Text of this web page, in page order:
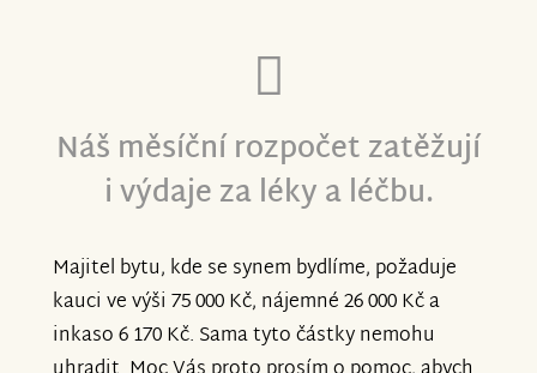
Náš měsíční rozpočet zatěžují
i výdaje za léky a léčbu.
Majitel bytu, kde se synem bydlíme, požaduje
kauci ve výši 75 000 Kč, nájemné 26 000 Kč a
inkaso 6 170 Kč. Sama tyto částky nemohu